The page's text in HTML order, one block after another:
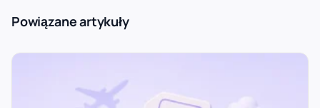
Powiązane artykuły